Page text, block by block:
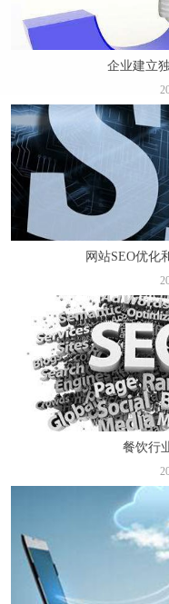
企业建立
网站SEO优化
餐饮行